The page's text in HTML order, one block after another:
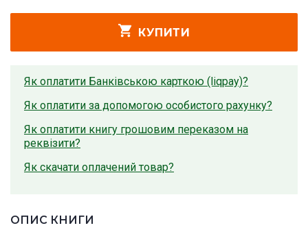
КУПИТИ
Як оплатити Банківською карткою (liqpay)?
Як оплатити за допомогою особистого рахунку?
Як оплатити книгу грошовим переказом на
реквізити?
Як скачати оплачений товар?
ОПИС КНИГИ